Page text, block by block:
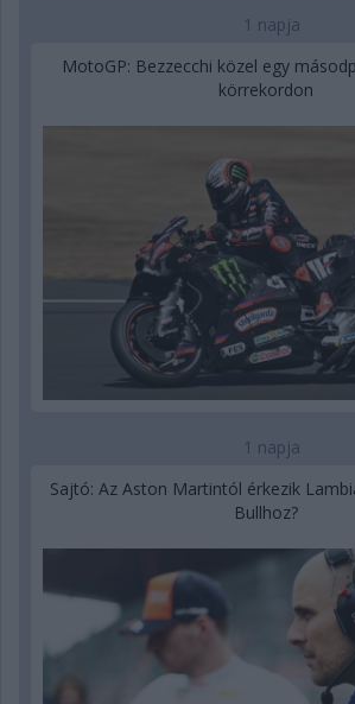
1 napja
MotoGP: Bezzecchi közel egy
körrekordon
1 napja
Sajtó: Az Aston Martintól érkezik
Bullhoz?